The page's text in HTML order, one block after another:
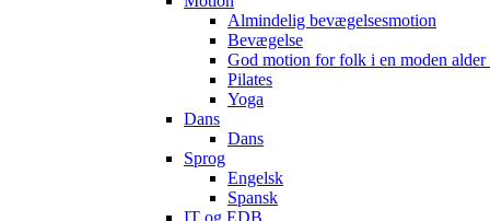
Almindelig bevægelsesmotion
Bevægelse
God motion for folk i en moden
Pilates
Yoga
Dans
Dans
Sprog
Engelsk
Spansk
IT og EDB